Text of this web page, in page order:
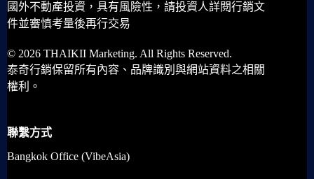
國外不動產投資，具有風險性，請投資人詳閱行銷文
件並審慎考量後再行交易
© 2026 THAIKII Marketing. All Rights Reserved.
泰奇行銷保留所有內容、品牌識別與網站資料之相關
權利。
聯繫方式
Bangkok Office (VibeAsia)